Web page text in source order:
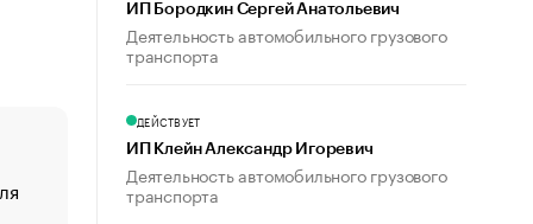
«От спорта тело стареет иначе». Как живет глава
создавшей GTA
ИП Бородкин Сергей Анатольевич
Деятельность автомобильного грузового
транспорта
ДЕЙСТВУЕТ
ИП Клейн Александр Игоревич
Деятельность автомобильного грузового
транспорта